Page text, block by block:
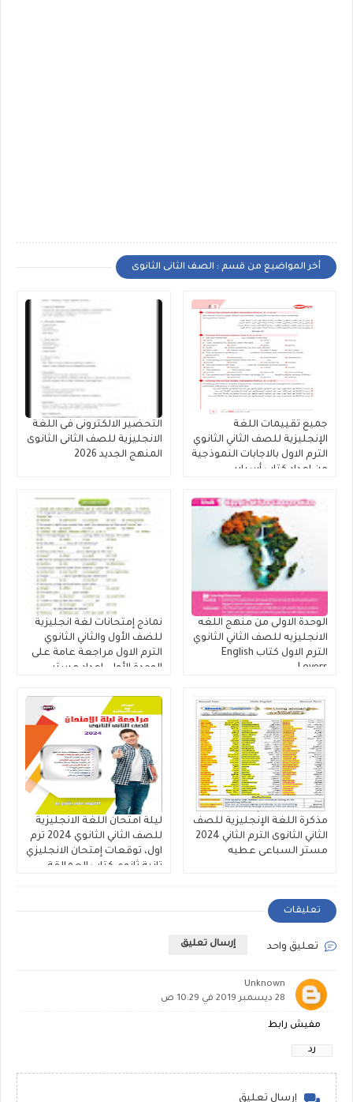
أخر المواضيع من قسم : الصف الثانى الثانوى
جميع تقييمات اللغة
الإنجليزية للصف الثاني الثانوي
الترم الاول بالاجابات النموذجية
من إعداد كتاب أسباير
التحضير الالكترونى فى اللغة
الانجليزية للصف الثانى الثانوى
المنهج الجديد 2026
الوحدة الاولى من منهج اللغه
الانجليزيه للصف الثاني الثانوي
الترم الاول كتاب English
Lovers
نماذج إمتحانات لغة انجليزية
للضف الأول والثاني الثانوي
الترم الاول مراجعة عامة على
الوحدة الأولى إعداد مستر
مذكرة اللغة الإنجليزية للصف
الثاني الثانوى الترم الثاني 2024
مستر السباعى عطيه
ليلة امتحان اللغة الانجليزية
للصف الثاني الثانوي 2024 ترم
اول، توقعات إمتحان الانجليزي
تانية ثانوي كتاب العمالقة
تعليقات
تعليق واحد إرسال تعليق
Unknown
28 ديسمبر 2019 في 10:29 ص
مفيش رابط
رد
إرسال تعليق